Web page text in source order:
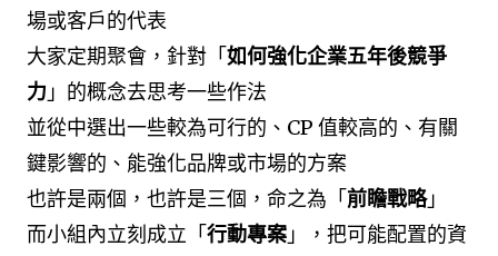
場或客戶的代表
大家定期聚會，針對「如何強化企業五年後競爭
力 」的概念去思考一些作法
並從中選出一些較為可行的、CP 值較高的、有關
鍵影響的、能強化品牌或市場的方案
也許是兩個，也許是三個，命之為「前瞻戰略」
而小組內立刻成立「行動專案 」，把可能配置的資